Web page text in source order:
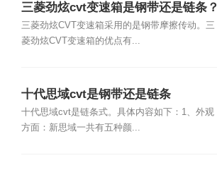
三菱劲炫cvt变速箱是钢带还是链条？
三菱劲炫CVT变速箱采用的是钢带摩擦传动。三
菱劲炫CVT变速箱的优点有...
十代思域cvt是钢带还是链条
十代思域cvt是链条式。具体内容如下：1、外观
方面：新思域一共有五种颜...